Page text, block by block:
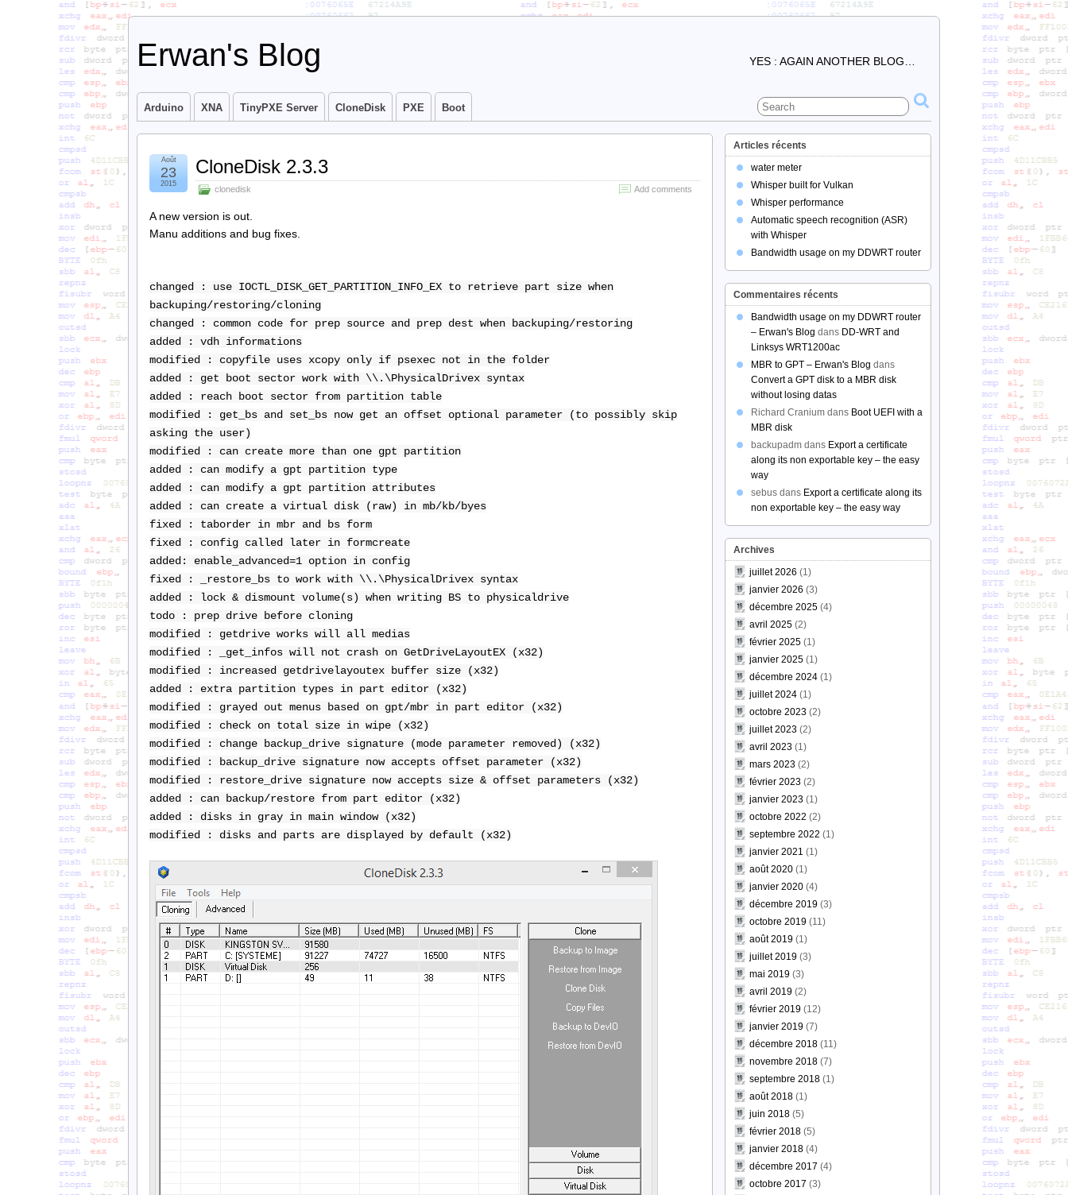
Erwan's Blog YES : AGAIN ANOTHER BLOG…
Arduino XNA TinyPXE Server CloneDisk PXE Boot
CloneDisk 2.3.3
clonedisk Add comments
Août
23
2015
A new version is out.
Manu additions and bug fixes.
changed : use IOCTL_DISK_GET_PARTITION_INFO_EX to retrieve part size when
backuping/restoring/cloning
changed : common code for prep source and prep dest when backuping/restoring
added : vdh informations
modified : copyfile uses xcopy only if psexec not in the folder
added : get boot sector work with \\.\PhysicalDrivex syntax
added : reach boot sector from partition table
modified : get_bs and set_bs now get an offset optional parameter (to possibly skip
asking the user)
modified : can create more than one gpt partition
added : can modify a gpt partition type
added : can modify a gpt partition attributes
added : can create a virtual disk (raw) in mb/kb/byes
fixed : taborder in mbr and bs form
fixed : config called later in formcreate
added: enable_advanced=1 option in config
fixed : _restore_bs to work with \\.\PhysicalDrivex syntax
added : lock & dismount volume(s) when writing BS to physicaldrive
todo : prep drive before cloning
modified : getdrive works will all medias
modified : _get_infos will not crash on GetDriveLayoutEX (x32)
modified : increased getdrivelayoutex buffer size (x32)
added : extra partition types in part editor (x32)
modified : grayed out menus based on gpt/mbr in part editor (x32)
modified : check on total size in wipe (x32)
modified : change backup_drive signature (mode parameter removed) (x32)
modified : backup_drive signature now accepts offset parameter (x32)
modified : restore_drive signature now accepts size & offset parameters (x32)
added : can backup/restore from part editor (x32)
added : disks in gray in main window (x32)
modified : disks and parts are displayed by default (x32)
Articles récents
water meter
Whisper built for Vulkan
Whisper performance
Automatic speech recognition (ASR)
with Whisper
Bandwidth usage on my DDWRT router
Commentaires récents
Bandwidth usage on my DDWRT router
– Erwan's Blog dans DD-WRT and
Linksys WRT1200ac
MBR to GPT – Erwan's Blog dans
Convert a GPT disk to a MBR disk
without losing datas
Richard Cranium dans Boot UEFI with a
MBR disk
backupadm dans Export a certificate
along its non exportable key – the easy
way
sebus dans Export a certificate along its
non exportable key – the easy way
Archives
juillet 2026 (1)
janvier 2026 (3)
décembre 2025 (4)
avril 2025 (2)
février 2025 (1)
janvier 2025 (1)
décembre 2024 (1)
juillet 2024 (1)
octobre 2023 (2)
juillet 2023 (2)
avril 2023 (1)
mars 2023 (2)
février 2023 (2)
janvier 2023 (1)
octobre 2022 (2)
septembre 2022 (1)
janvier 2021 (1)
août 2020 (1)
janvier 2020 (4)
décembre 2019 (3)
octobre 2019 (11)
août 2019 (1)
juillet 2019 (3)
mai 2019 (3)
avril 2019 (2)
février 2019 (12)
janvier 2019 (7)
décembre 2018 (11)
novembre 2018 (7)
septembre 2018 (1)
août 2018 (1)
juin 2018 (5)
février 2018 (5)
janvier 2018 (4)
décembre 2017 (4)
octobre 2017 (3)